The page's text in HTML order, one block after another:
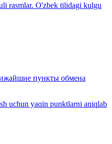
rasmlar. O'zbek tilidagi kulgu
пункты обмена
uchun yaqin punktlarni aniqlab